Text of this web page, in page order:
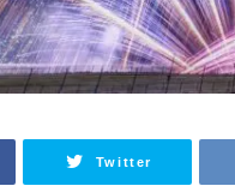
Twitter